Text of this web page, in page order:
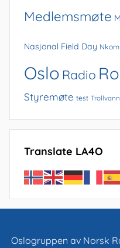
Medlemsmøte
Nasjonal Field Day Nkom
Oslo Radio
Styremøte test Trollvann
Translate LA4O
Oslogruppen av Norsk